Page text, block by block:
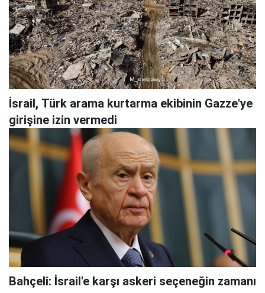
İsrail, Türk arama kurtarma ekibinin Gazze'ye
girişine izin vermedi
Bahçeli: İsrail'e karşı askeri seçeneğin zamanı